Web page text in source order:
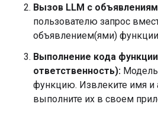
Вызов LLM с
пользователю запрос
объявлением(ями)
Выполнение кода
ответственность):
функцию. Извлеките имя и
выполните их в своем